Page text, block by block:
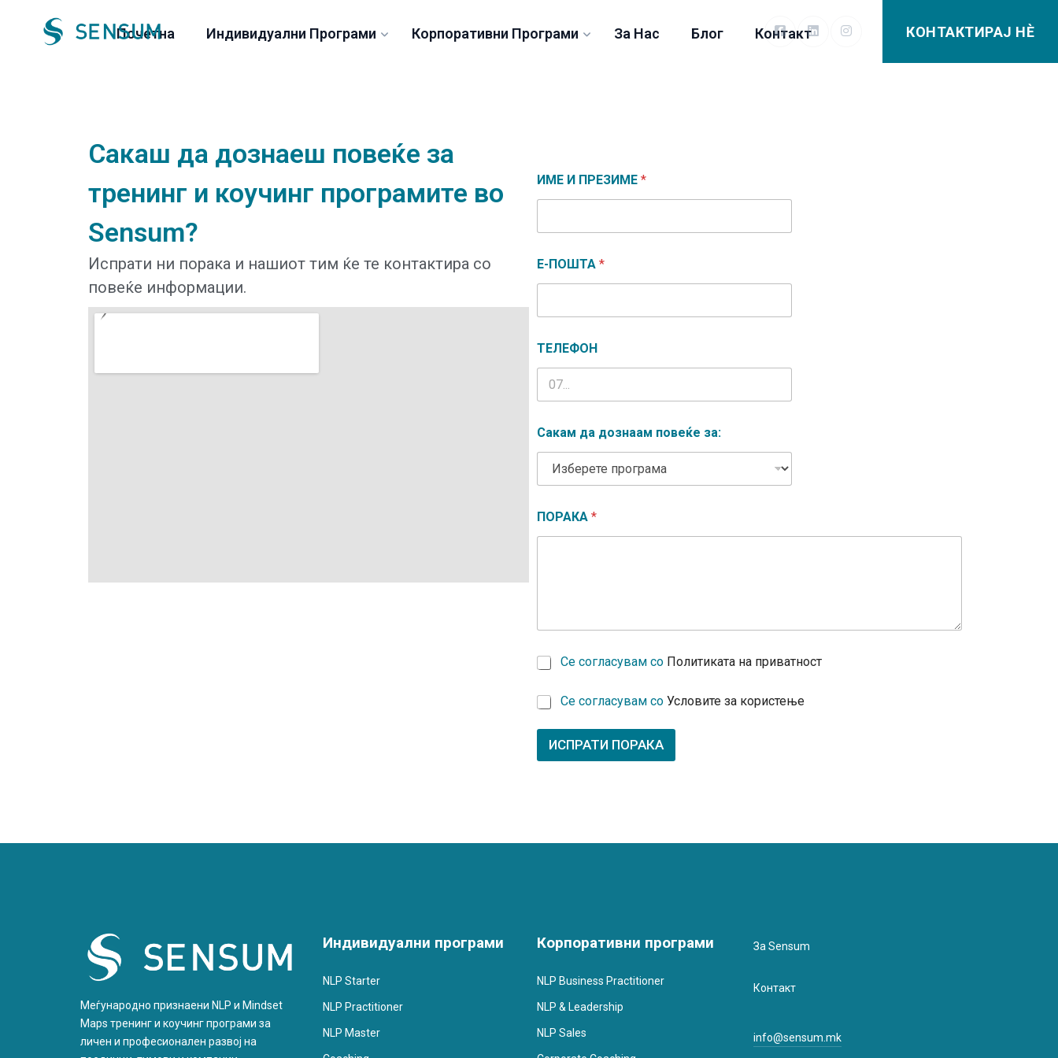
КОНТАКТИРАЈ НÈ
Почетна Индивидуални Програми Корпоративни Програми За Нас Блог Контакт
Сакаш да дознаеш повеќе за
тренинг и коучинг програмите во
Sensum?
Испрати ни порака и нашиот тим ќе те контактира со
повеќе информации.
ИМЕ И ПРЕЗИМЕ *
Е-ПОШТА *
ТЕЛЕФОН
Сакам да дознаам повеќе за:
ПОРАКА *
* Се согласувам со Политиката на приватност
-
О
Т
* Се согласувам со Условите за користење
ИСПРАТИ ПОРАКА
Меѓународно признаени NLP и Mindset
Maps тренинг и коучинг програми за
личен и професионален развој на
Индивидуални програми
NLP Starter
NLP Practitioner
NLP Master
Корпоративни програми
NLP Business Practitioner
NLP & Leadership
NLP Sales
За Sensum
Контакт
info@sensum.mk